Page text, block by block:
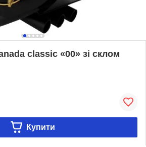
classic «00» зі склом
Купити